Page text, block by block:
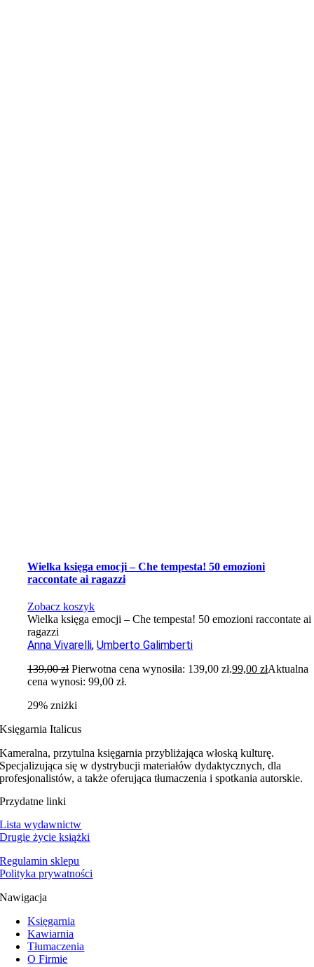
Wielka księga emocji – Che tempesta! 50 emozioni
raccontate ai ragazzi
Zobacz koszyk
Wielka księga emocji – Che tempesta! 50 emozioni raccontate ai
ragazzi
Anna Vivarelli,Umberto Galimberti
139,00zł Pierwotna cena wynosiła: 139,00 zł.99,00złAktualna
cena wynosi: 99,00 zł.
29% zniżki
Księgarnia Italicus
Kameralna, przytulna księgarnia przybliżająca włoską kulturę.
Specjalizująca się w dystrybucji materiałów dydaktycznych, dla
profesjonalistów, a także oferująca tłumaczenia i spotkania autorskie.
Przydatne linki
Lista wydawnictw
Drugie życie książki
Regulamin sklepu
Polityka prywatności
Nawigacja
Księgarnia
Kawiarnia
Tłumaczenia
O Firmie